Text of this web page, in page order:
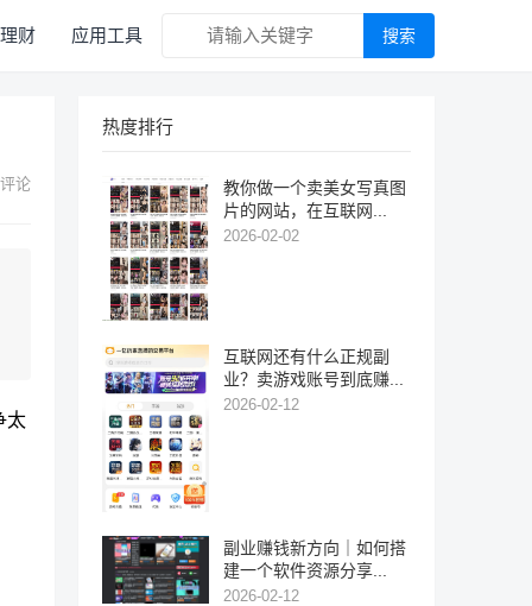
财 应用工具 搜索
论
太
热度排行
教你做一个卖美女写真图
片的网站，在互联网...
2026-02-02
互联网还有什么正规副
业？卖游戏账号到底赚...
2026-02-12
副业赚钱新方向｜如何搭
建一个软件资源分享...
2026-02-12